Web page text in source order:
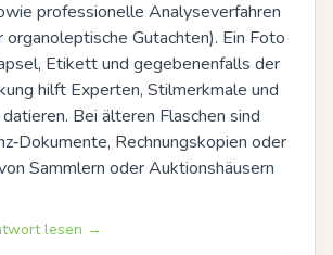
professionelle Analyseverfahren
organoleptische Gutachten). Ein Foto
Etikett und gegebenenfalls der
hilft Experten, Stilmerkmale und
Bei älteren Flaschen sind
Rechnungskopien oder
Sammlern oder Auktionshäusern
lesen →